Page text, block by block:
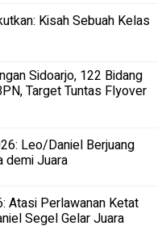
Kisah Sebuah Kelas
Sidoarjo, 122 Bidang
Target Tuntas Flyover
Leo/Daniel Berjuang
demi Juara
Atasi Perlawanan Ketat
Segel Gelar Juara